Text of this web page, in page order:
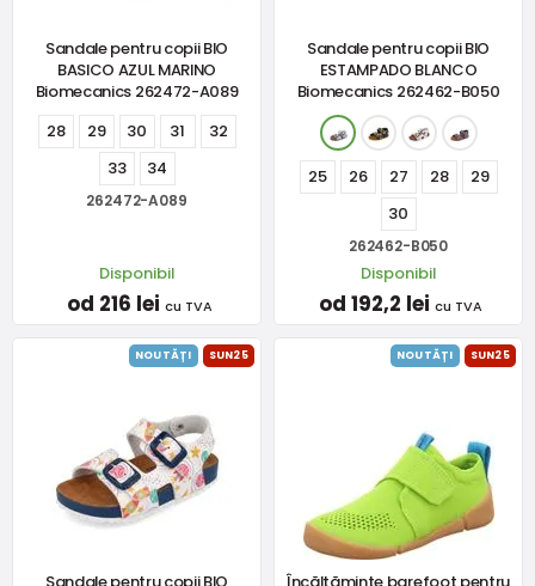
Sandale pentru copii BIO
BASICO AZUL MARINO
Biomecanics 262472-A089
28
29 30 31
32
33
34
262472-A089
Disponibil
od 216 lei cu TVA
Sandale pentru copii BIO
ESTAMPADO BLANCO
Biomecanics 262462-B050
25 26 27 28
29
30
262462-B050
Disponibil
od 192,2 lei cu TVA
NOUTĂȚI SUN25 NOUTĂȚI SUN25